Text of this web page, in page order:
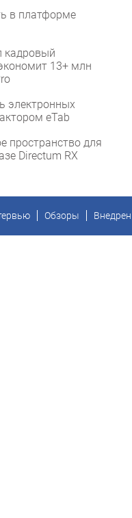
в платформе
кадровый
13+ млн
электронных
eTab
пространство для
Directum RX
Обзоры